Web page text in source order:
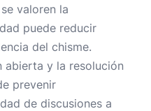
valoren la
puede reducir
del chisme.
abierta y la resolución
prevenir
de discusiones a